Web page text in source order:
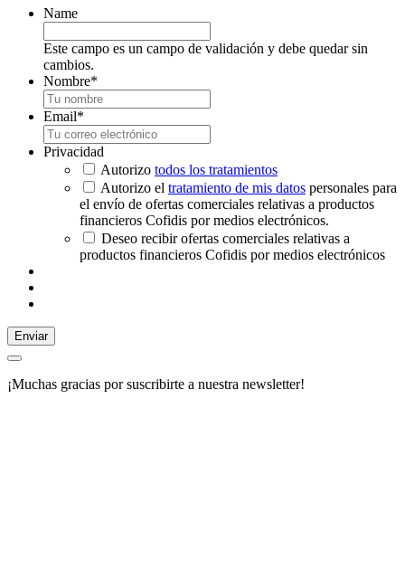
Name
Este campo es un campo de validación y debe quedar sin
cambios.
Nombre*
Email*
Privacidad
Autorizo todos los tratamientos
Autorizo el tratamiento de mis datos personales para
el envío de ofertas comerciales relativas a productos
financieros Cofidis por medios electrónicos.
Deseo recibir ofertas comerciales relativas a
productos financieros Cofidis por medios electrónicos
Enviar
¡Muchas gracias por suscribirte a nuestra newsletter!